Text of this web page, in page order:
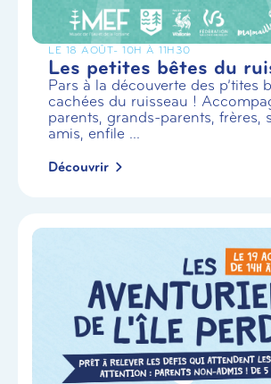
LE 18 AOÛT- 10H À 11H30
Les petites bêtes du
Pars à la découverte des p’tites
cachées du ruisseau !
parents, grands-parents, frères,
amis, enfile ...
Découvrir